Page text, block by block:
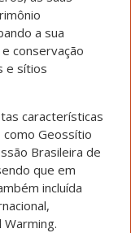
a sua
conservação
e sítios
características
Geossítio
Brasileira de
que em
incluída
Warming.